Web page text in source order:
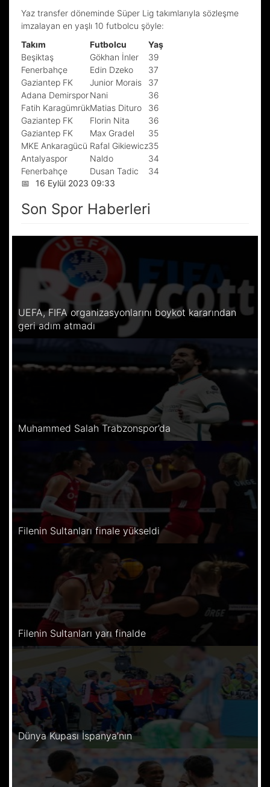
Yaz transfer döneminde Süper Lig takımlarıyla sözleşme
imzalayan en yaşlı 10 futbolcu şöyle:
Takım
Futbolcu
Yaş
Beşiktaş
Gökhan İnler
39
Fenerbahçe
Edin Dzeko
37
Gaziantep FK
Junior Morais
37
Adana DemirsporNani
36
Fatih KaragümrükMatias Dituro
36
Gaziantep FK
Florin Nita
36
Gaziantep FK
Max Gradel
35
MKE Ankaragücü Rafal Gikiewicz35
Antalyaspor
Naldo
34
Fenerbahçe
Dusan Tadic
34
📅
16 Eylül 2023 09:33
Son Spor Haberleri
UEFA, FIFA organizasyonlarını boykot kararından
geri adım atmadı
Muhammed Salah Trabzonspor’da
Filenin Sultanları finale yükseldi
Filenin Sultanları yarı finalde
Dünya Kupası İspanya’nın